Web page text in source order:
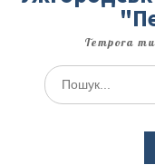
Tempora
Шукати: